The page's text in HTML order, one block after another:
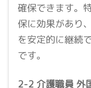
確保できます。
保に効果があり
を安定的に継続
です。
2-2 介護職員 外